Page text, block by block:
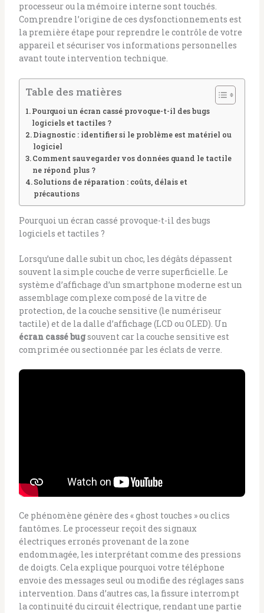
processeur ou la mémoire interne sont touchés.
Comprendre l’origine de ces dysfonctionnements est
la première étape pour reprendre le contrôle de votre
appareil et sécuriser vos informations personnelles
avant toute intervention technique.
Table des matières
Pourquoi un écran cassé provoque-t-il des bugs
logiciels et tactiles ?
Diagnostic : identifier si le problème est matériel ou
logiciel
Comment sauvegarder vos données quand le tactile
ne répond plus ?
Solutions de réparation : coûts, délais et
précautions
Pourquoi un écran cassé provoque-t-il des bugs
logiciels et tactiles ?
Lorsqu’une dalle subit un choc, les dégâts dépassent
souvent la simple couche de verre superficielle. Le
système d’affichage d’un smartphone moderne est un
assemblage complexe composé de la vitre de
protection, de la couche sensitive (le numériseur
tactile) et de la dalle d’affichage (LCD ou OLED). Un
écran cassé bugsouvent car la couche sensitive est
comprimée ou sectionnée par les éclats de verre.
Ce phénomène génère des « ghost touches » ou clics
fantômes. Le processeur reçoit des signaux
électriques erronés provenant de la zone
endommagée, les interprétant comme des pressions
de doigts. Cela explique pourquoi votre téléphone
envoie des messages seul ou modifie des réglages sans
intervention. Dans d’autres cas, la fissure interrompt
la continuité du circuit électrique, rendant une partie